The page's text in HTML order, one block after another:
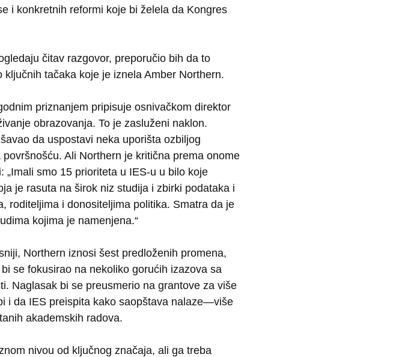
i konkretnih reformi koje bi želela da Kongres
čitav razgovor, preporučio bih da to
tačaka koje je iznela Amber Northern.
priznanjem pripisuje osnivačkom direktor
obrazovanja. To je zasluženi naklon.
da uspostavi neka uporišta ozbiljog
Ali Northern je kritična prema onome
smo 15 prioriteta u IES-u u bilo koje
je rasuta na širok niz studija i zbirki podataka i
roditeljima i donositeljima politika. Smatra da je
kojima je namenjena.“
Northern iznosi šest predloženih promena,
se fokusirao na nekoliko gorućih izazova sa
Naglasak bi se preusmerio na grantove za više
i da IES preispita kako saopštava nalaze—više
akademskih radova.
nivou od ključnog značaja, ali ga treba